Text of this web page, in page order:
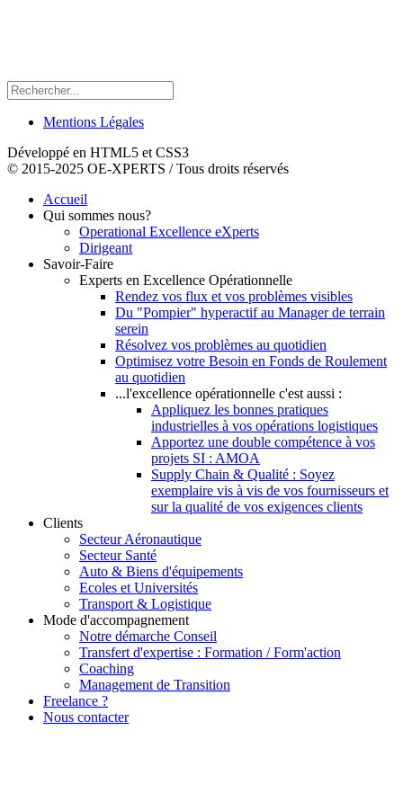
Mentions Légales
Développé en HTML5 et CSS3
© 2015-2025 OE-XPERTS / Tous droits réservés
Accueil
Qui sommes nous?
Operational Excellence eXperts
Dirigeant
Savoir-Faire
Experts en Excellence Opérationnelle
Rendez vos flux et vos problèmes visibles
Du "Pompier" hyperactif au Manager de terrain
serein
Résolvez vos problèmes au quotidien
Optimisez votre Besoin en Fonds de Roulement
au quotidien
...l'excellence opérationnelle c'est aussi :
Appliquez les bonnes pratiques
industrielles à vos opérations logistiques
Apportez une double compétence à vos
projets SI : AMOA
Supply Chain & Qualité : Soyez
exemplaire vis à vis de vos fournisseurs et
sur la qualité de vos exigences clients
Clients
Secteur Aéronautique
Secteur Santé
Auto & Biens d'équipements
Ecoles et Universités
Transport & Logistique
Mode d'accompagnement
Notre démarche Conseil
Transfert d'expertise : Formation / Form'action
Coaching
Management de Transition
Freelance ?
Nous contacter